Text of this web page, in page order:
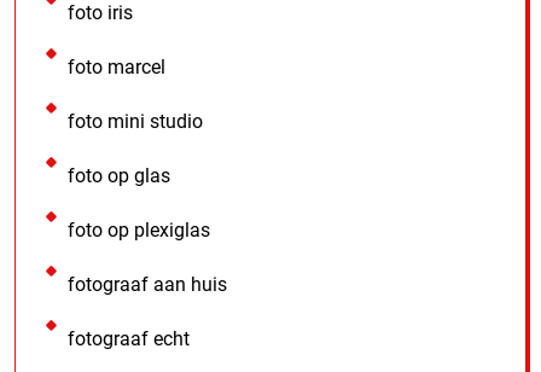
foto iris
foto marcel
foto mini studio
foto op glas
foto op plexiglas
fotograaf aan huis
fotograaf echt